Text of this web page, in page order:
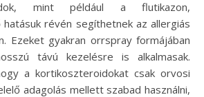
mint például a flutikazon,
hatásuk révén segíthetnek az allergiás
Ezeket gyakran orrspray formájában
távú kezelésre is alkalmasak.
a kortikoszteroidokat csak orvosi
adagolás mellett szabad használni,